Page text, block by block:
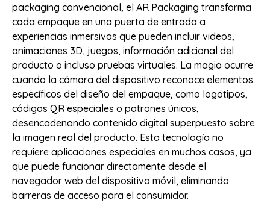
packaging convencional, el AR Packaging transforma
cada empaque en una puerta de entrada a
experiencias inmersivas que pueden incluir videos,
animaciones 3D, juegos, información adicional del
producto o incluso pruebas virtuales. La magia ocurre
cuando la cámara del dispositivo reconoce elementos
específicos del diseño del empaque, como logotipos,
códigos QR especiales o patrones únicos,
desencadenando contenido digital superpuesto sobre
la imagen real del producto. Esta tecnología no
requiere aplicaciones especiales en muchos casos, ya
que puede funcionar directamente desde el
navegador web del dispositivo móvil, eliminando
barreras de acceso para el consumidor.